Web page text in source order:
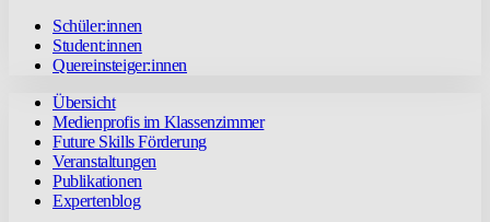
Schüler:innen
Student:innen
Quereinsteiger:innen
Übersicht
Medienprofis im Klassenzimmer
Future Skills Förderung
Veranstaltungen
Publikationen
Expertenblog